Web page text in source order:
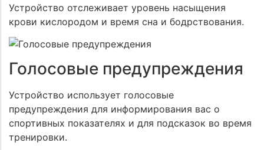
Устройство отслеживает уровень насыщения
крови кислородом и время сна и бодрствования.
Голосовые предупреждения
Устройство использует голосовые
предупреждения для информирования вас о
спортивных показателях и для подсказок во время
тренировки.